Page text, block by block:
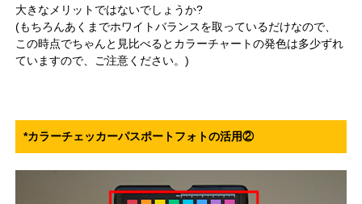
大きなメリットではないでしょうか?
(もちろんあくまでホワイトバランスを取っているだけなので、
この時点でちゃんと見比べるとカラーチャートの発色は多少ずれ
ていますので、ご注意ください。)
*カラーチェッカーパスポートフォトの活用②